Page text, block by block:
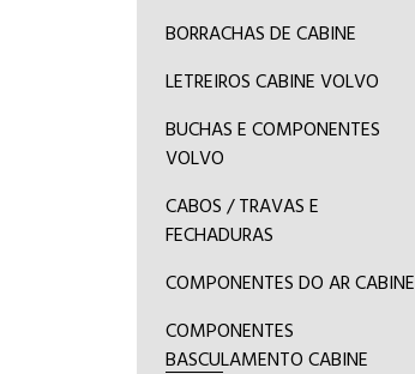
BORRACHAS DE CABINE
LETREIROS CABINE VOLVO
BUCHAS E COMPONENTES
VOLVO
CABOS / TRAVAS E
FECHADURAS
COMPONENTES DO AR CABINE
COMPONENTES
BASCULAMENTO CABINE